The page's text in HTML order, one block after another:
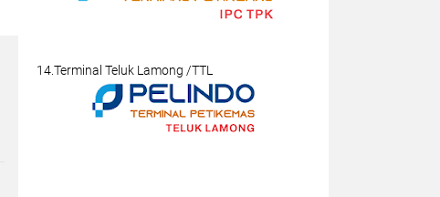
14.Terminal Teluk Lamong /TTL